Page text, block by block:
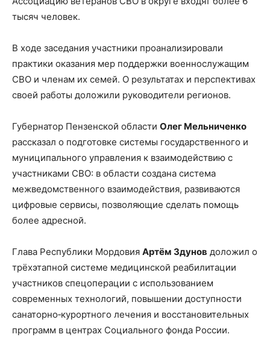
тысяч человек.
В ходе заседания участники проанализировали
практики оказания мер поддержки военнослужащим
СВО и членам их семей. О результатах и перспективах
своей работы доложили руководители регионов.
Губернатор Пензенской области Олег Мельниченко
рассказал о подготовке системы государственного и
муниципального управления к взаимодействию с
участниками СВО: в области создана система
межведомственного взаимодействия, развиваются
цифровые сервисы, позволяющие сделать помощь
более адресной.
Глава Республики Мордовия Артём Здунов доложил о
трёхэтапной системе медицинской реабилитации
участников спецоперации с использованием
современных технологий, повышении доступности
санаторно‑курортного лечения и восстановительных
программ в центрах Социального фонда России.